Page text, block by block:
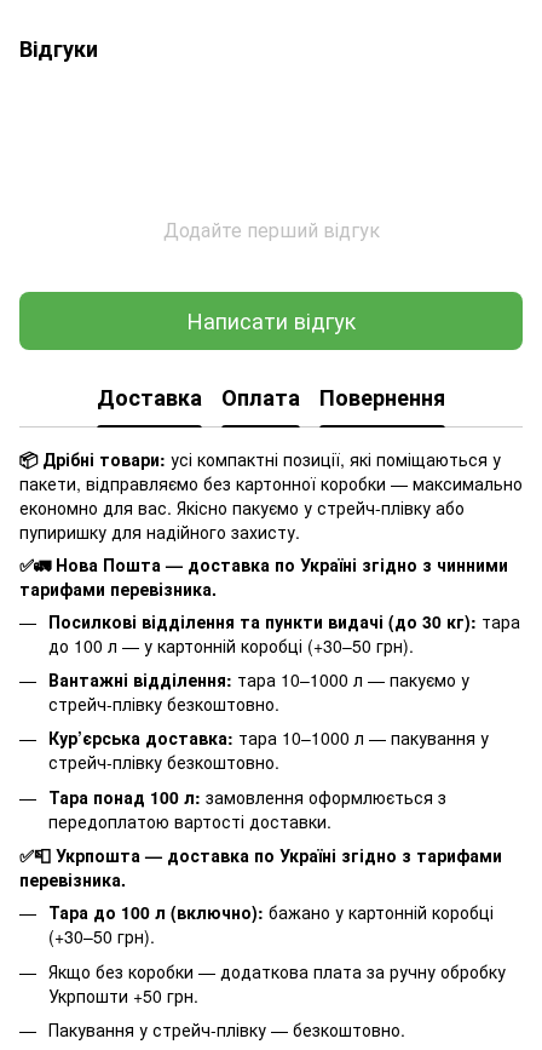
Відгуки
Додайте перший відгук
Написати відгук
Доставка Оплата Повернення
📦 Дрібні товари: усі компактні позиції, які поміщаються у
пакети, відправляємо без картонної коробки — максимально
економно для вас. Якісно пакуємо у стрейч-плівку або
пупиришку для надійного захисту.
✅🚛 Нова Пошта — доставка по Україні згідно з чинними
тарифами перевізника.
Посилкові відділення та пункти видачі (до 30 кг): тара
до 100 л — у картонній коробці (+30–50 грн).
Вантажні відділення: тара 10–1000 л — пакуємо у
стрейч-плівку безкоштовно.
Кур’єрська доставка: тара 10–1000 л — пакування у
стрейч-плівку безкоштовно.
Тара понад 100 л: замовлення оформлюється з
передоплатою вартості доставки.
✅📮 Укрпошта — доставка по Україні згідно з тарифами
перевізника.
Тара до 100 л (включно): бажано у картонній коробці
(+30–50 грн).
Якщо без коробки — додаткова плата за ручну обробку
Укрпошти +50 грн.
Пакування у стрейч-плівку — безкоштовно.